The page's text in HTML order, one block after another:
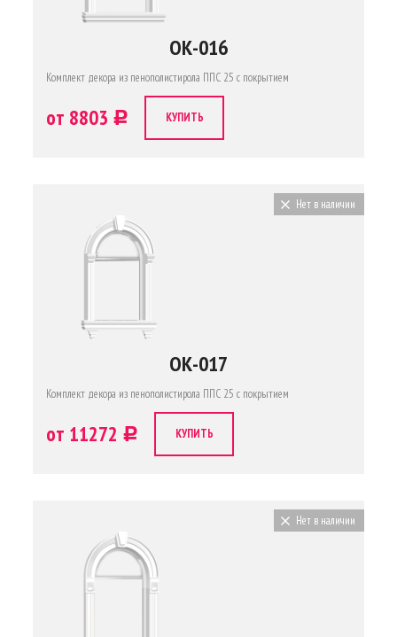
ОК-016
Комплект декора из пенополистирола ППС 25 с покрытием
от 8803 c КУПИТЬ
Нет в наличии
ОК-017
Комплект декора из пенополистирола ППС 25 с покрытием
от 11272 c КУПИТЬ
Нет в наличии